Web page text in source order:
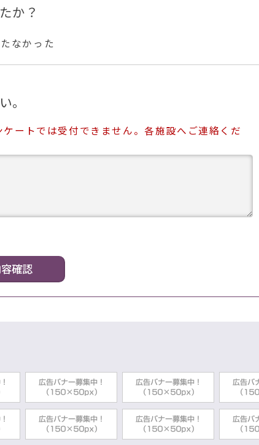
か？
なかった
。
ートでは受付できません。各施設へご連絡くだ